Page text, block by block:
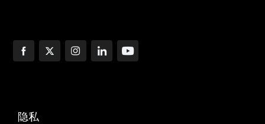
隐私